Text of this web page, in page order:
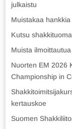
julkaistu
Muistakaa
Kutsu
Muista
Nuorten EM 2026
Championship in
kertauskoe
Suomen